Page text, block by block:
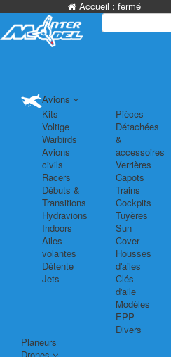
Accueil : fermé
Avions
Kits
Voltige
Warbirds
Avions
civils
Racers
Débuts &
Transitions
Hydravions
Indoors
Ailes
volantes
Détente
Jets
Pièces
Détachées
&
accessoires
Verrières
Capots
Trains
Cockpits
Tuyères
Sun
Cover
Housses
d'ailes
Clés
d'aile
Modèles
EPP
Divers
Planeurs
Drones